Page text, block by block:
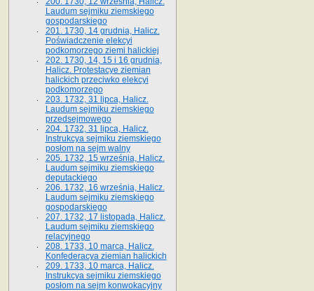
Laudum sejmiku ziemskiego
gospodarskiego
201. 1730, 14 grudnia, Halicz.
Poświadczenie elekcyi
podkomorzego ziemi halickiej
202. 1730, 14, 15 i 16 grudnia,
Halicz. Protestacye ziemian
halickich przeciwko elekcyi
podkomorzego
203. 1732, 31 lipca, Halicz.
Laudum sejmiku ziemskiego
przedsejmowego
204. 1732, 31 lipca, Halicz.
Instrukcya sejmiku ziemskiego
posłom na sejm walny
205. 1732, 15 września, Halicz.
Laudum sejmiku ziemskiego
deputackiego
206. 1732, 16 września, Halicz.
Laudum sejmiku ziemskiego
gospodarskiego
207. 1732, 17 listopada, Halicz.
Laudum sejmiku ziemskiego
relacyjnego
208. 1733, 10 marca, Halicz.
Konfederacya ziemian halickich­
209. 1733, 10 marca, Halicz.
Instrukcya sejmiku ziemskiego
posłom na sejm konwokacyjny